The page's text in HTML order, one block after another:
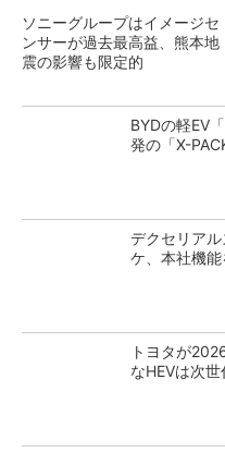
ソニーグループはイメージセ
ンサーが過去最高益、熊本地
震の影響も限定的
BYDの軽EV
発の「X-
デクセリア
ケ、本社機能
トヨタが
なHEVは次